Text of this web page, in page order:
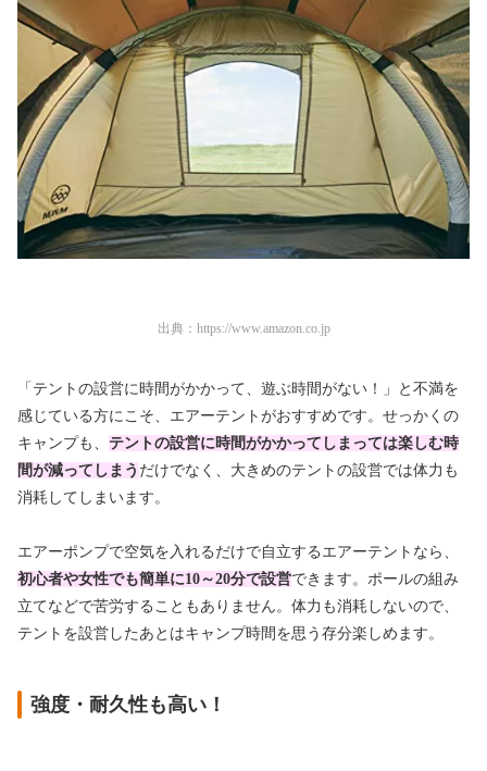
出典： https://www.amazon.co.jp
「テントの設営に時間がかかって、遊ぶ時間がない！」と不満を
感じている方にこそ、エアーテントがおすすめです。せっかくの
キャンプも、 テントの設営に時間がかかってしまっては楽しむ時
間が減ってしまう だけでなく、大きめのテントの設営では体力も
消耗してしまいます。
エアーポンプで空気を入れるだけで自立するエアーテントなら、
初心者や女性でも簡単に10～20分で設営できます。ポールの組み
立てなどで苦労することもありません。体力も消耗しないので、
テントを設営したあとはキャンプ時間を思う存分楽しめます。
強度・耐久性も高い！